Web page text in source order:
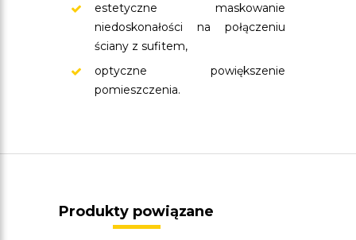
estetyczne maskowanie
niedoskonałości na połączeniu
ściany z sufitem,
optyczne powiększenie
pomieszczenia.
Produkty powiązane